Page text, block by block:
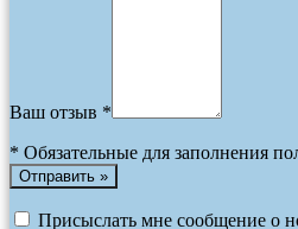
Ваш отзыв *
* Обязательные для заполнения
Присыслать мне сообщение о